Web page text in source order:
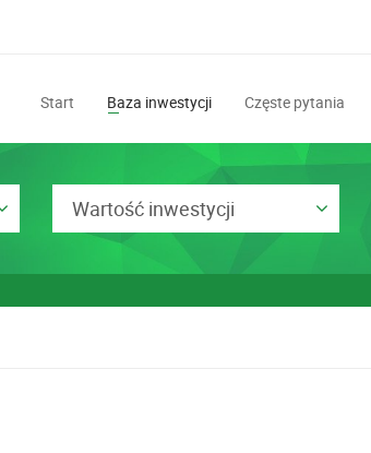
Start Baza inwestycji Częste pytania
Wartość inwestycji